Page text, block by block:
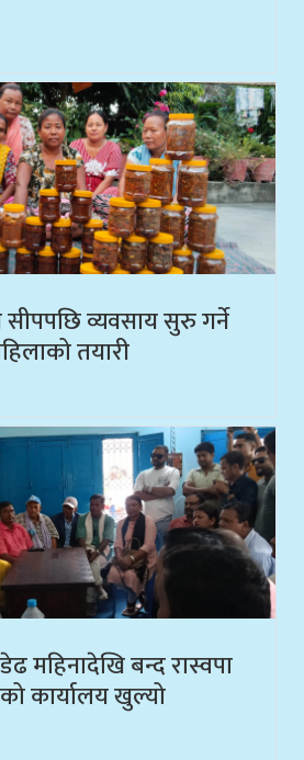
व्यवसाय सुरु गर्ने
तयारी
बन्द रास्वपा
कार्यालय खुल्यो